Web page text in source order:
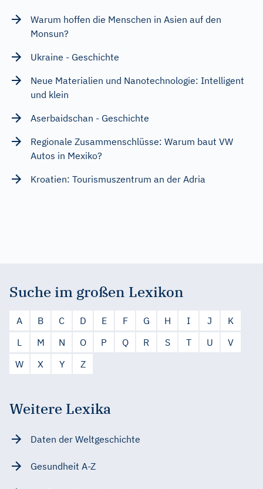
Warum hoffen die Menschen in Asien auf den
Monsun?
Ukraine - Geschichte
Neue Materialien und Nanotechnologie: Intelligent
und klein
Aserbaidschan - Geschichte
Regionale Zusammenschlüsse: Warum baut VW
Autos in Mexiko?
Kroatien: Tourismuszentrum an der Adria
Suche im großen Lexikon
A B C D E F G H I J
K
L
M N O P Q R S T U
V
W
X Y Z
Weitere Lexika
Daten der Weltgeschichte
Gesundheit A-Z